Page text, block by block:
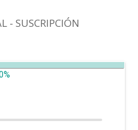
- SUSCRIPCIÓN